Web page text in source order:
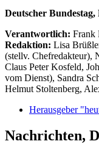
Deutscher
Verantwortlich: Frank
Redaktion: Lisa
(stellv. Chefredakteur),
Claus Peter Kosfeld,
vom Dienst), Sandra
Helmut Stoltenberg,
Herausgeber
Nachrichten,